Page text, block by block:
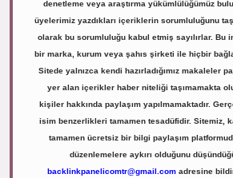
denetleme veya araştırma yükümlülüğümüz
üyelerimiz yazdıkları içeriklerin sorumluluğunu
olarak bu sorumluluğu kabul etmiş sayılırlar. Bu
bir marka, kurum veya şahıs şirketi ile hiçbir
Sitede yalnızca kendi hazırladığımız makaleler
yer alan içerikler haber niteliği taşımamakta
kişiler hakkında paylaşım yapılmamaktadır.
isim benzerlikleri tamamen tesadüfidir. Sitemiz,
tamamen ücretsiz bir bilgi paylaşım
düzenlemelere aykırı olduğunu
backlinkpanelicomtr@gmail.com adresine